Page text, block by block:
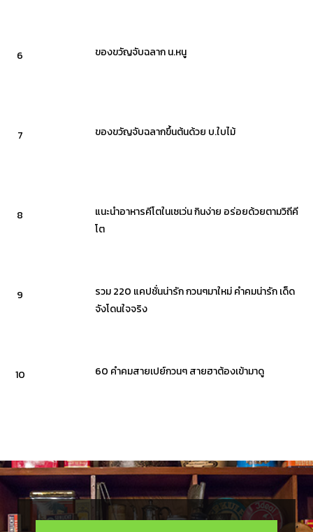
6 ของขวัญจับฉลาก น.หนู
7 ของขวัญจับฉลากขึ้นต้นด้วย บ.ใบไม้
8
แนะนำอาหารคีโตในเซเว่น กินง่าย อร่อยด้วยตามวิถีคี
โต
9
รวม 220 แคปชั่นน่ารัก กวนๆมาใหม่ คำคมน่ารัก เด็ด
จังโดนใจจริง
10 60 คำคมสายเปย์กวนๆ สายฮาต้องเข้ามาดู